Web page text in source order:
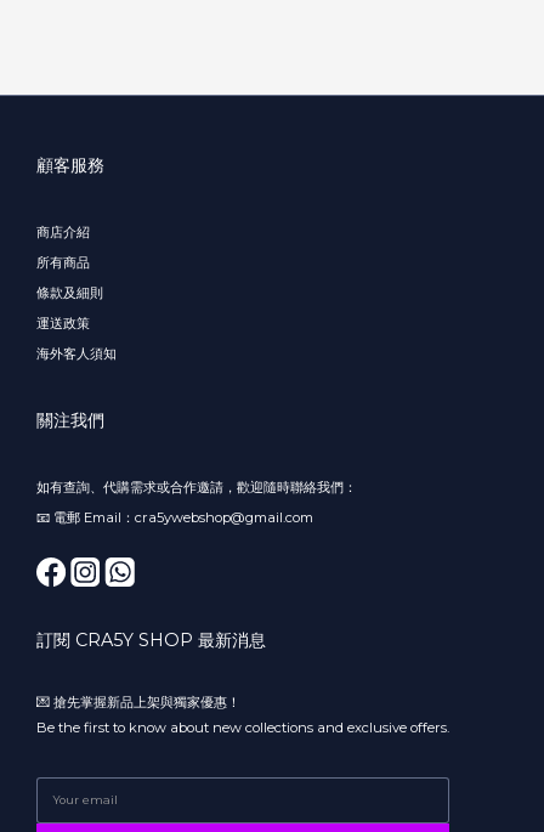
顧客服務
商店介紹
所有商品
條款及細則
運送政策
海外客人須知
關注我們
如有查詢、代購需求或合作邀請，歡迎隨時聯絡我們：
📧 電郵 Email：cra5ywebshop@gmail.com
訂閱 CRA5Y SHOP 最新消息
💌 搶先掌握新品上架與獨家優惠！
Be the first to know about new collections and exclusive offers.